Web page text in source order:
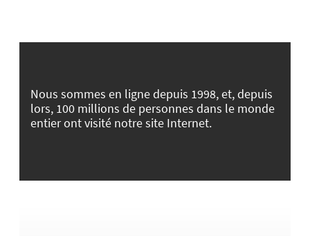
Nous sommes en ligne depuis 1998, et, depuis
lors, 100 millions de personnes dans le monde
entier ont visité notre site Internet.